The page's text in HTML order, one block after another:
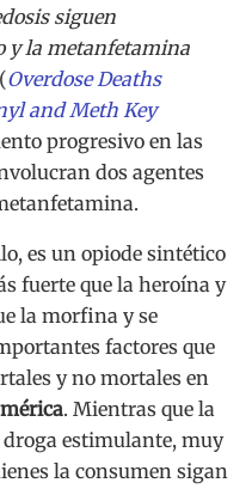
siguen
y la metanfetamina
Overdose Deaths
and Meth Key
progresivo en las
dos agentes
es un opiode sintético
fuerte que la heroína y
la morfina y se
factores que
y no mortales en
. Mientras que la
estimulante, muy
la consumen sigan